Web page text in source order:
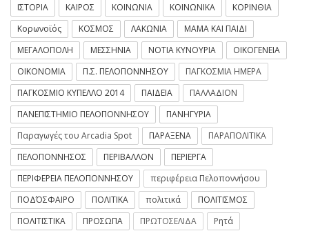
ΙΣΤΟΡΙΑ
ΚΑΙΡΟΣ ΚΟΙΝΩΝΙΑ ΚΟΙΝΩΝΙΚΑ
ΚΟΡΙΝΘΙΑ
Κορωνοϊός
ΚΟΣΜΟΣ ΛΑΚΩΝΙΑ
ΜΑΜΑ ΚΑΙ ΠΑΙΔΙ
ΜΕΓΑΛΟΠΟΛΗ
ΜΕΣΣΗΝΙΑ ΝΟΤΙΑ ΚΥΝΟΥΡΙΑ
ΟΙΚΟΓΕΝΕΙΑ
ΟΙΚΟΝΟΜΙΑ
Π.Σ. ΠΕΛΟΠΟΝΝΗΣΟΥ
ΠΑΓΚΟΣΜΙΑ ΗΜΕΡΑ
ΠΑΓΚΟΣΜΙΟ ΚΥΠΕΛΛΟ 2014
ΠΑΙΔΕΙΑ
ΠΑΛΛΑΔΙΟΝ
ΠΑΝΕΠΙΣΤΗΜΙΟ ΠΕΛΟΠΟΝΝΗΣΟΥ
ΠΑΝΗΓΥΡΙΑ
Παραγωγές του Arcadia Spot
ΠΑΡΑΞΕΝΑ
ΠΑΡΑΠΟΛΙΤΙΚΑ
ΠΕΛΟΠΟΝΝΗΣΟΣ
ΠΕΡΙΒΑΛΛΟΝ
ΠΕΡΙΕΡΓΑ
ΠΕΡΙΦΕΡΕΙΑ ΠΕΛΟΠΟΝΝΗΣΟΥ
περιφέρεια Πελοποννήσου
ΠΟΔΌΣΦΑΙΡΟ
ΠΟΛΙΤΙΚΑ πολιτικά
ΠΟΛΙΤΙΣΜΟΣ
ΠΟΛΙΤΙΣΤΙΚΑ
ΠΡΟΣΩΠΑ ΠΡΩΤΟΣΕΛΙΔΑ
Ρητά